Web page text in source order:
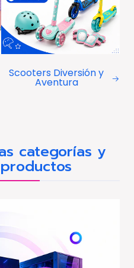
Scooters Diversión y
Aventura
categorías y